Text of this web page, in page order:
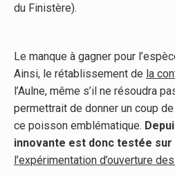
du Finistère).
Le manque à gagner pour
Ainsi, le rétablissement de la
l’Aulne, même s’il ne résoudra
permettrait de donner un coup
ce poisson emblématique.
innovante est donc testée sur
l’expérimentation d’ouverture